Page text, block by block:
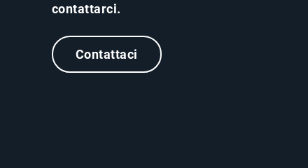
contattarci.
Contattaci